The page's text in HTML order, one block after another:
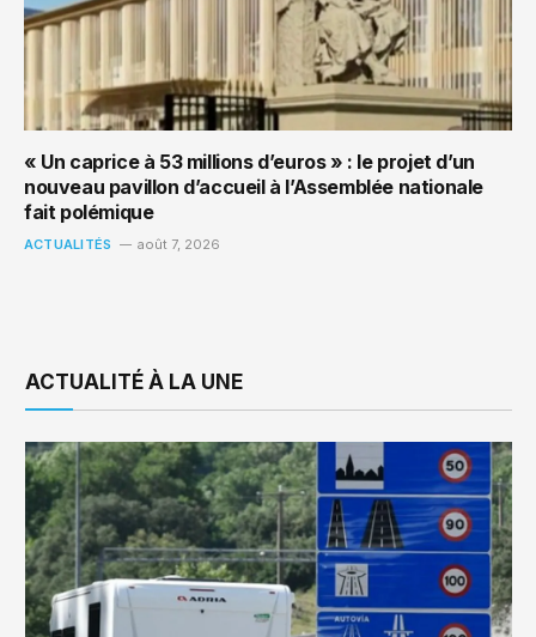
« Un caprice à 53 millions d’euros » : le projet d’un
nouveau pavillon d’accueil à l’Assemblée nationale
fait polémique
ACTUALITÉS août 7, 2026
ACTUALITÉ À LA UNE